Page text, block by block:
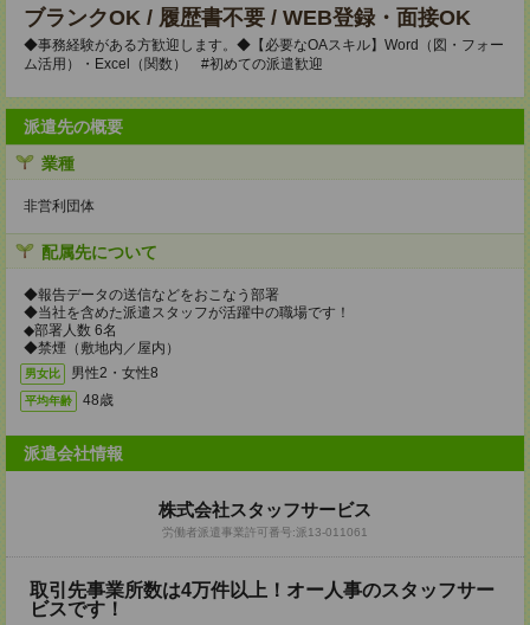
ブランクOK / 履歴書不要 / WEB登録・面接OK
◆事務経験がある方歓迎します。◆【必要なOAスキル】Word（図・フォー
ム活用）・Excel（関数） #初めての派遣歓迎
派遣先の概要
業種
非営利団体
配属先について
◆報告データの送信などをおこなう部署
◆当社を含めた派遣スタッフが活躍中の職場です！
◆部署人数 6名
◆禁煙（敷地内／屋内）
男女比 男性2・女性8
平均年齢 48歳
派遣会社情報
株式会社スタッフサービス
労働者派遣事業許可番号:派13-011061
取引先事業所数は4万件以上！オー人事のスタッフサー
ビスです！